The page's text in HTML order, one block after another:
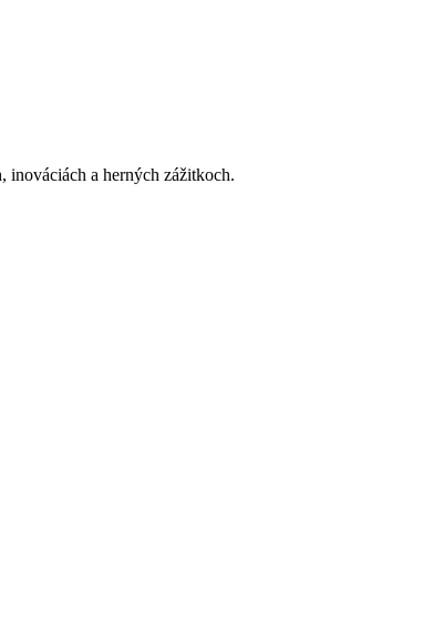
inováciách a herných zážitkoch.